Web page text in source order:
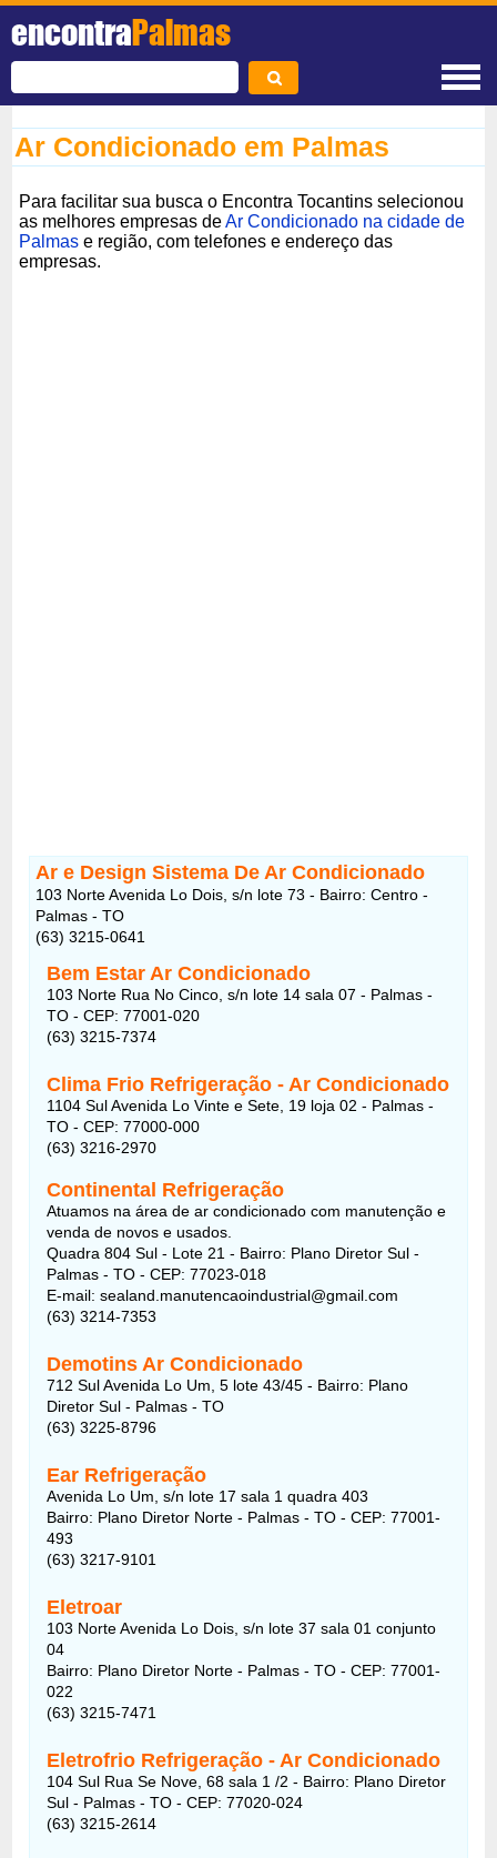
encontraPalmas
Ar Condicionado em Palmas
Para facilitar sua busca o Encontra Tocantins selecionou
as melhores empresas deAr Condicionado na cidade de
Palmas e região, com telefones e endereço das
empresas.
Ar e Design Sistema De Ar Condicionado
103 Norte Avenida Lo Dois, s/n lote 73 - Bairro: Centro -
Palmas - TO
(63) 3215-0641
Bem Estar Ar Condicionado
103 Norte Rua No Cinco, s/n lote 14 sala 07 - Palmas -
TO - CEP: 77001-020
(63) 3215-7374
Clima Frio Refrigeração - Ar Condicionado
1104 Sul Avenida Lo Vinte e Sete, 19 loja 02 - Palmas -
TO - CEP: 77000-000
(63) 3216-2970
Continental Refrigeração
Atuamos na área de ar condicionado com manutenção e
venda de novos e usados.
Quadra 804 Sul - Lote 21 - Bairro: Plano Diretor Sul -
Palmas - TO - CEP: 77023-018
E-mail: sealand.manutencaoindustrial@gmail.com
(63) 3214-7353
Demotins Ar Condicionado
712 Sul Avenida Lo Um, 5 lote 43/45 - Bairro: Plano
Diretor Sul - Palmas - TO
(63) 3225-8796
Ear Refrigeração
Avenida Lo Um, s/n lote 17 sala 1 quadra 403
Bairro: Plano Diretor Norte - Palmas - TO - CEP: 77001-
493
(63) 3217-9101
Eletroar
103 Norte Avenida Lo Dois, s/n lote 37 sala 01 conjunto
04
Bairro: Plano Diretor Norte - Palmas - TO - CEP: 77001-
022
(63) 3215-7471
Eletrofrio Refrigeração - Ar Condicionado
104 Sul Rua Se Nove, 68 sala 1 /2 - Bairro: Plano Diretor
Sul - Palmas - TO - CEP: 77020-024
(63) 3215-2614